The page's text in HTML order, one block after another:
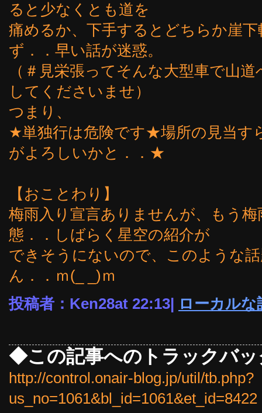
ると少なくとも道を
痛めるか、下手するとどちらか崖
ず．．早い話が迷惑。
（＃見栄張ってそんな大型車で山
してくださいませ）
つまり、
★単独行は危険です★場所の見当す
がよろしいかと．．★
【おことわり】
梅雨入り宣言ありませんが、もう
態．．しばらく星空の紹介が
できそうにないので、このような
ん．．ｍ(_ _)ｍ
投稿者：Ken28at 22:13| ローカルな
◆この記事へのトラックバッ
http://control.onair-blog.jp/util/tb.php?
us_no=1061&bl_id=1061&et_id=8422